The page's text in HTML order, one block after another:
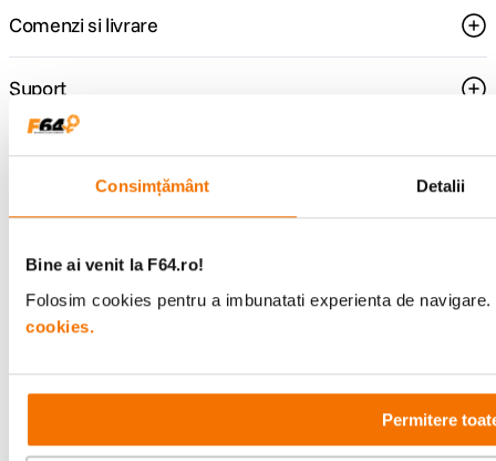
Consimțământ Detalii
Bine ai venit la F64.ro!
Folosim cookies pentru a imbunatati experienta de
cookies.
Permitere
Comenzi si livrare
Suport
Service si garantii
F64 Studio
Urmareste-ne